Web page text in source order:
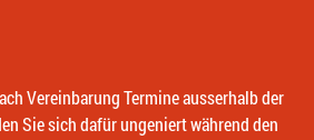
Vereinbarung Termine ausserhalb der
Sie sich dafür ungeniert während den